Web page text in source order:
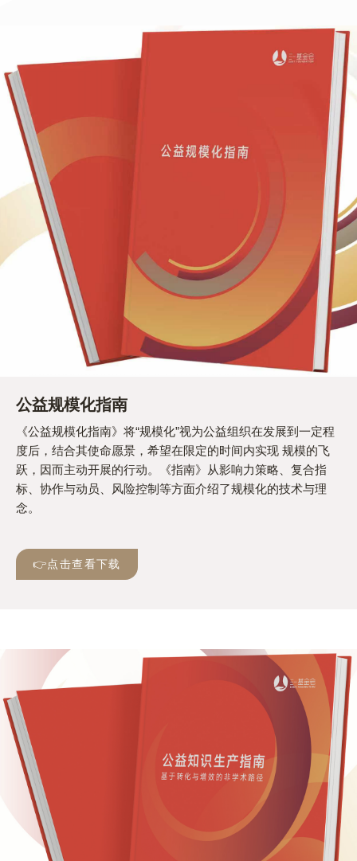
公益规模化指南
《公益规模化指南》将“规模化”视为公益组织在发展到一定程
度后，结合其使命愿景，希望在限定的时间内实现 规模的飞
跃，因而主动开展的行动。《指南》从影响力策略、复合指
标、协作与动员、风险控制等方面介绍了规模化的技术与理
念。
👉点击查看下载